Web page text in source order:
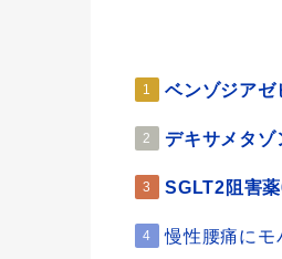
1 ベンゾジアゼ
2 デキサメタゾ
3 SGLT2阻害
4 慢性腰痛にモ